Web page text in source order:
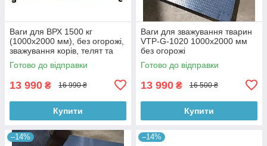
Ваги для ВРХ 1500 кг
(1000х2000 мм), без огорожі,
зважування корів, телят та
бичків
Готово до відправки
13 990 ₴ 16 990 ₴
Купити
Ваги для зважування тварин
VTP-G-1020 1000х2000 мм
без огорожі
Готово до відправки
13 990 ₴ 16 500 ₴
Купити
–14% –14%